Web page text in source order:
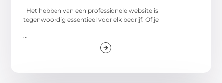
Het hebben van een professionele website is
tegenwoordig essentieel voor elk bedrijf. Of je
...